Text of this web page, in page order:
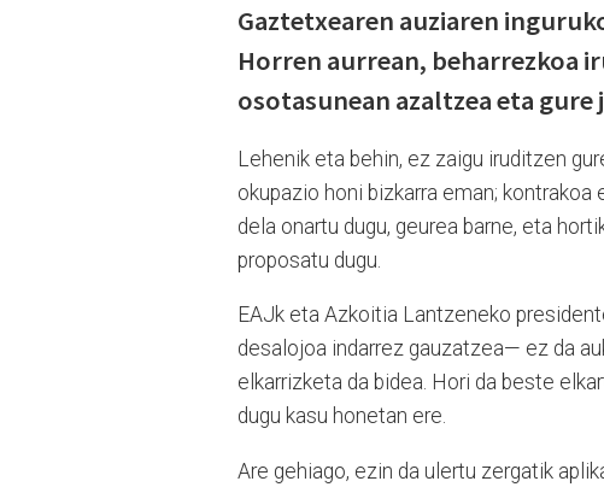
Gaztetxearen auziaren
Horren aurrean, beharrezkoa
osotasunean azaltzea eta gure
Lehenik eta behin, ez zaigu iruditzen
okupazio honi bizkarra eman; kontrakoa
dela onartu dugu, geurea barne, eta
proposatu dugu.
EAJk eta Azkoitia Lantzeneko
desalojoa indarrez gauzatzea— ez da
elkarrizketa da bidea. Hori da beste
dugu kasu honetan ere.
Are gehiago, ezin da ulertu zergatik